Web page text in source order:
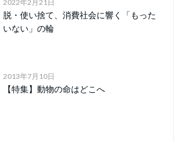
2022年2月21日
脱・使い捨て、消費社会に響く「もった
いない」の輪
2013年7月10日
【特集】動物の命はどこへ